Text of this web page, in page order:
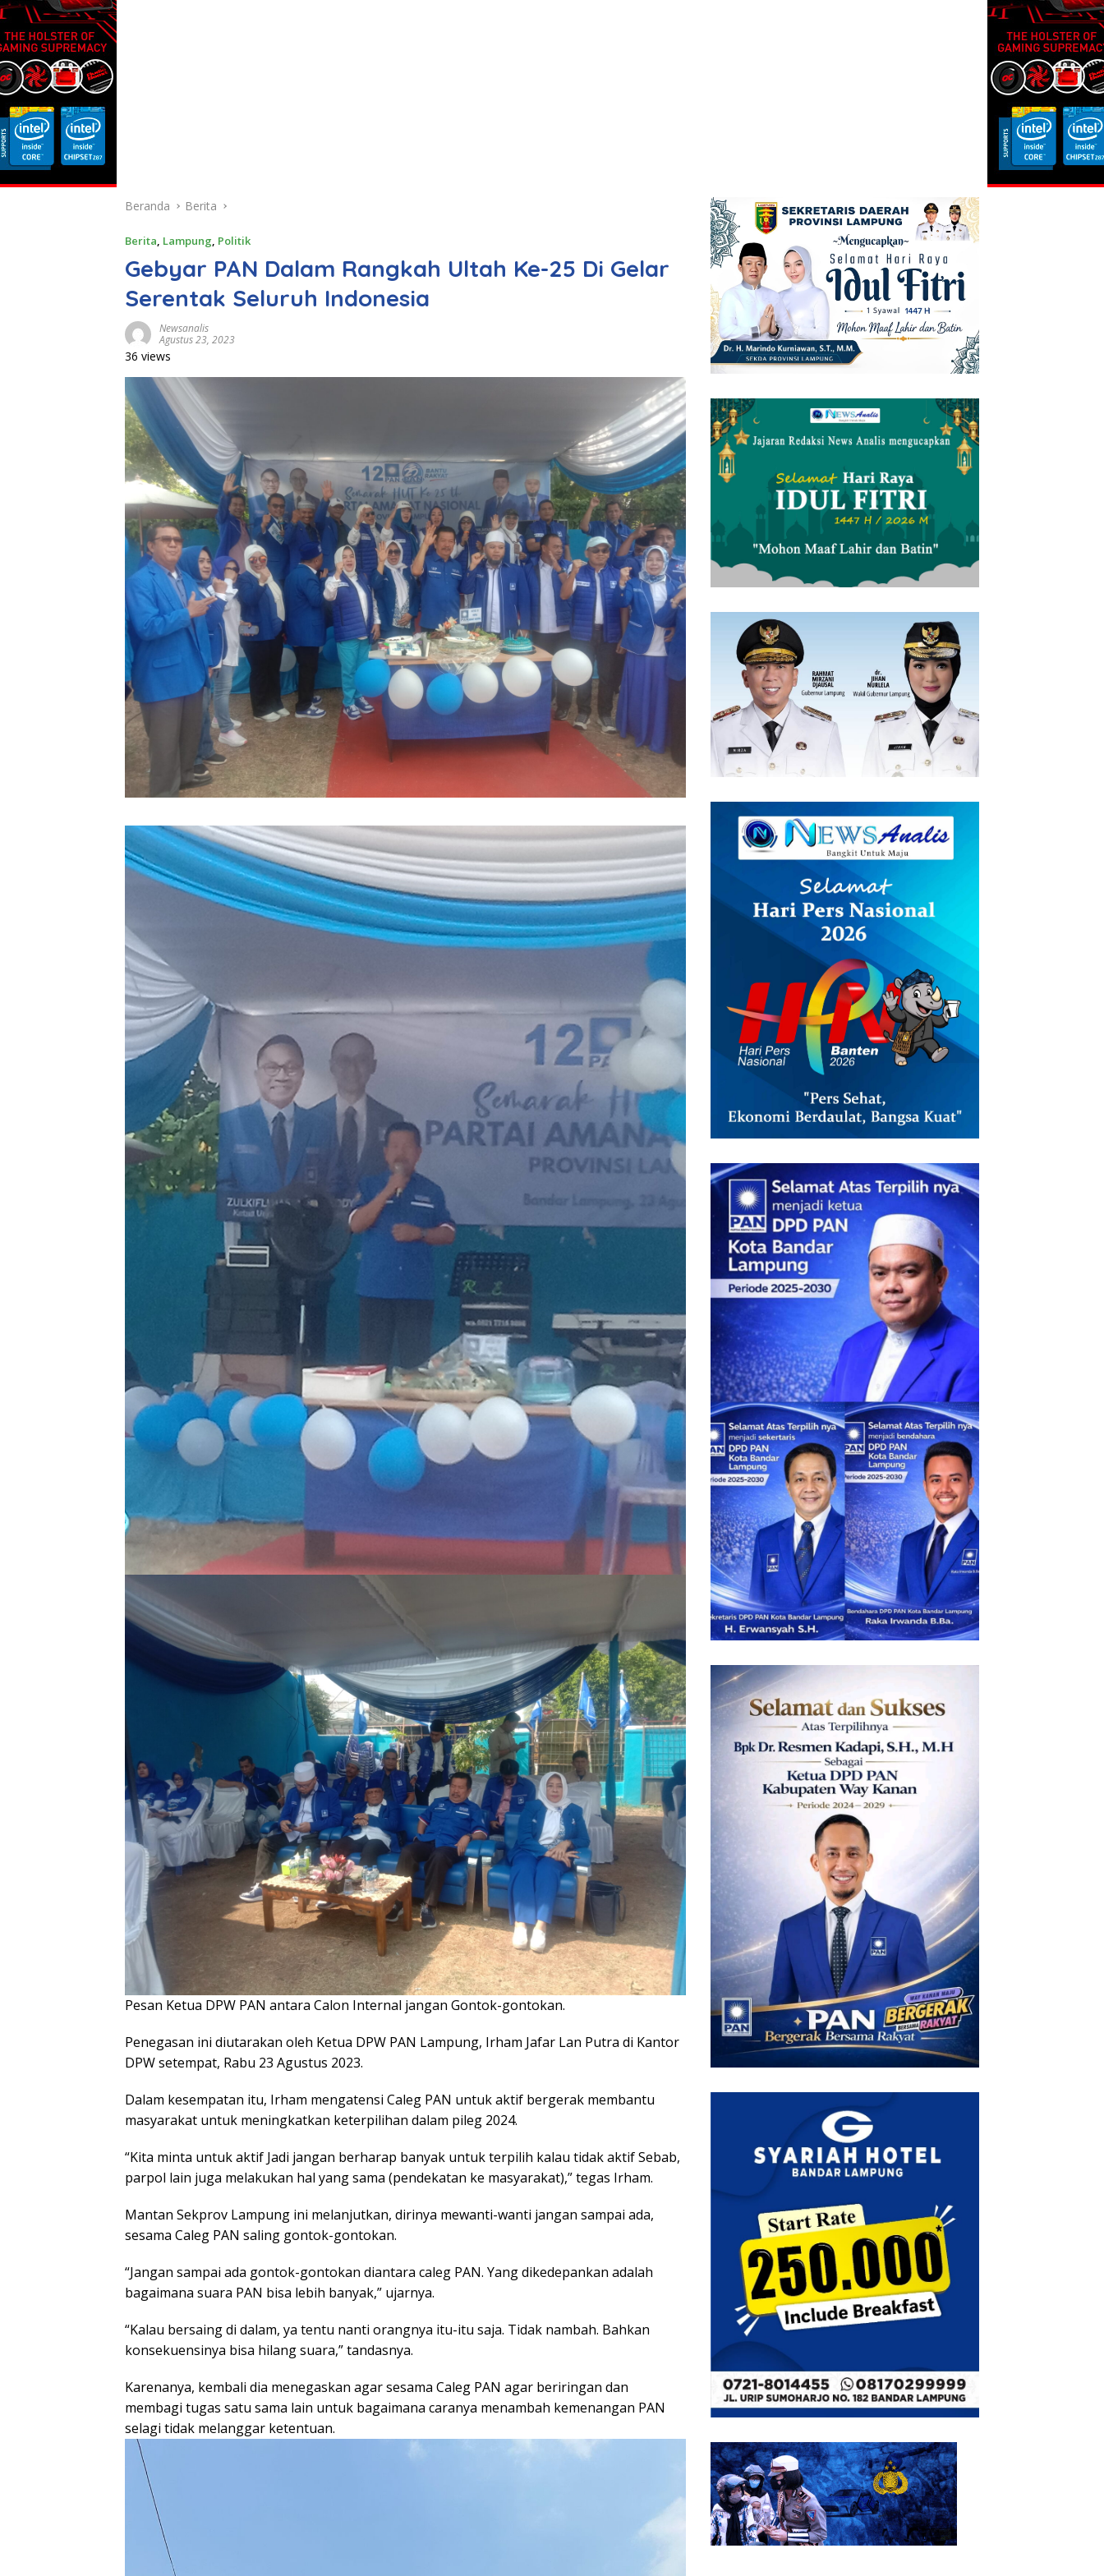
Beranda Berita
Berita, Lampung, Politik
Gebyar PAN Dalam Rangkah Ultah Ke-25 Di Gelar
Serentak Seluruh Indonesia
Newsanalis
Agustus 23, 2023
36 views
Pesan Ketua DPW PAN antara Calon Internal jangan Gontok-gontokan.
Penegasan ini diutarakan oleh Ketua DPW PAN Lampung, Irham Jafar Lan Putra di Kantor
DPW setempat, Rabu 23 Agustus 2023.
Dalam kesempatan itu, Irham mengatensi Caleg PAN untuk aktif bergerak membantu
masyarakat untuk meningkatkan keterpilihan dalam pileg 2024.
“Kita minta untuk aktif Jadi jangan berharap banyak untuk terpilih kalau tidak aktif Sebab,
parpol lain juga melakukan hal yang sama (pendekatan ke masyarakat),” tegas Irham.
Mantan Sekprov Lampung ini melanjutkan, dirinya mewanti-wanti jangan sampai ada,
sesama Caleg PAN saling gontok-gontokan.
“Jangan sampai ada gontok-gontokan diantara caleg PAN. Yang dikedepankan adalah
bagaimana suara PAN bisa lebih banyak,” ujarnya.
“Kalau bersaing di dalam, ya tentu nanti orangnya itu-itu saja. Tidak nambah. Bahkan
konsekuensinya bisa hilang suara,” tandasnya.
Karenanya, kembali dia menegaskan agar sesama Caleg PAN agar beriringan dan
membagi tugas satu sama lain untuk bagaimana caranya menambah kemenangan PAN
selagi tidak melanggar ketentuan.